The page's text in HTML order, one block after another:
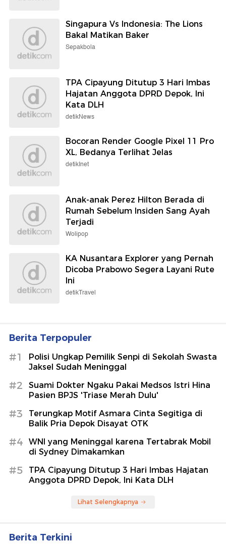
Singapura Vs Indonesia: The Lions
Bakal Matikan Baker
Sepakbola
TPA Cipayung Ditutup 3 Hari Imbas
Hajatan Anggota DPRD Depok, Ini
Kata DLH
detikNews
Bocoran Render Google Pixel 11 Pro
XL, Bedanya Terlihat Jelas
detikInet
Anak-anak Perez Hilton Berada di
Rumah Sebelum Insiden Sang Ayah
Terjadi
Wolipop
KA Nusantara Explorer yang Pernah
Dicoba Prabowo Segera Layani Rute
Ini
detikTravel
Berita Terpopuler
#1
Polisi Ungkap Pemilik Senpi di Sekolah Swasta
Jaksel Sudah Meninggal
#2
Suami Dokter Ngaku Pakai Medsos Istri Hina
Pasien BPJS 'Triase Merah Dulu'
#3
Terungkap Motif Asmara Cinta Segitiga di
Balik Pria Depok Disayat OTK
#4
WNI yang Meninggal karena Tertabrak Mobil
di Sydney Dimakamkan
#5
TPA Cipayung Ditutup 3 Hari Imbas Hajatan
Anggota DPRD Depok, Ini Kata DLH
Lihat Selengkapnya
Berita Terkini